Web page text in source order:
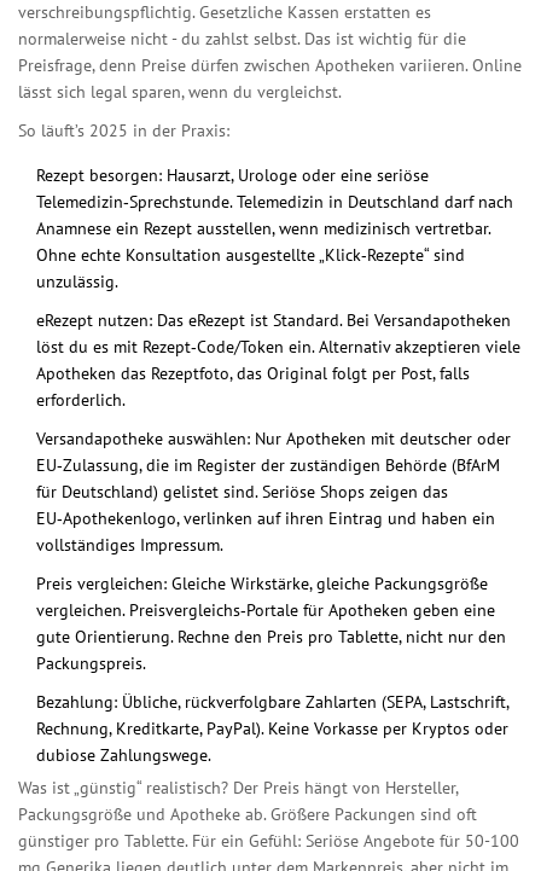
verschreibungspflichtig. Gesetzliche Kassen erstatten es
normalerweise nicht - du zahlst selbst. Das ist wichtig für die
Preisfrage, denn Preise dürfen zwischen Apotheken variieren. Online
lässt sich legal sparen, wenn du vergleichst.
So läuft’s 2025 in der Praxis:
Rezept besorgen: Hausarzt, Urologe oder eine seriöse
Telemedizin‑Sprechstunde. Telemedizin in Deutschland darf nach
Anamnese ein Rezept ausstellen, wenn medizinisch vertretbar.
Ohne echte Konsultation ausgestellte „Klick‑Rezepte“ sind
unzulässig.
eRezept nutzen: Das eRezept ist Standard. Bei Versandapotheken
löst du es mit Rezept‑Code/Token ein. Alternativ akzeptieren viele
Apotheken das Rezeptfoto, das Original folgt per Post, falls
erforderlich.
Versandapotheke auswählen: Nur Apotheken mit deutscher oder
EU‑Zulassung, die im Register der zuständigen Behörde (BfArM
für Deutschland) gelistet sind. Seriöse Shops zeigen das
EU‑Apothekenlogo, verlinken auf ihren Eintrag und haben ein
vollständiges Impressum.
Preis vergleichen: Gleiche Wirkstärke, gleiche Packungsgröße
vergleichen. Preisvergleichs‑Portale für Apotheken geben eine
gute Orientierung. Rechne den Preis pro Tablette, nicht nur den
Packungspreis.
Bezahlung: Übliche, rückverfolgbare Zahlarten (SEPA, Lastschrift,
Rechnung, Kreditkarte, PayPal). Keine Vorkasse per Kryptos oder
dubiose Zahlungswege.
Was ist „günstig“ realistisch? Der Preis hängt von Hersteller,
Packungsgröße und Apotheke ab. Größere Packungen sind oft
günstiger pro Tablette. Für ein Gefühl: Seriöse Angebote für 50-100